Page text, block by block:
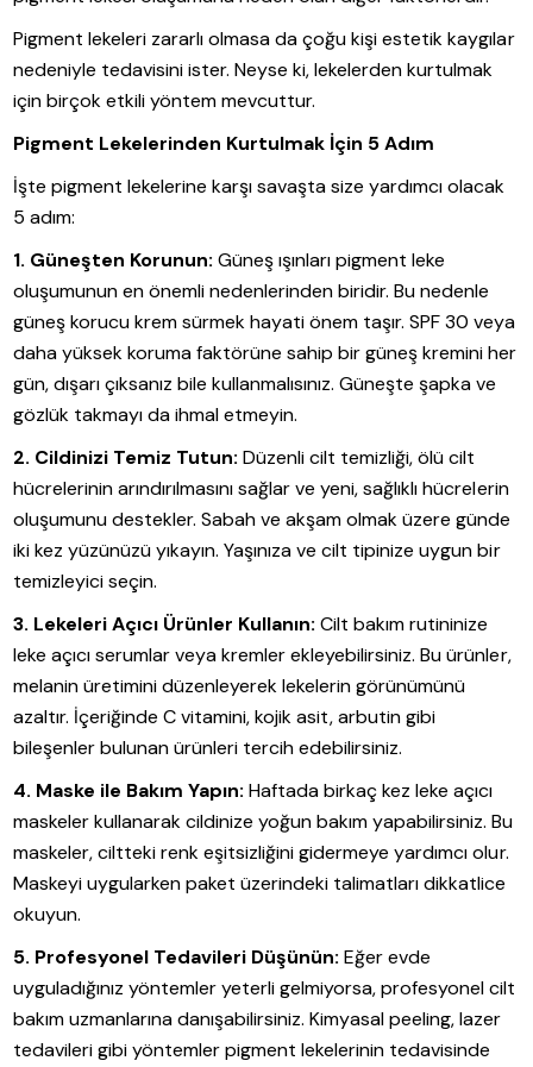
Pigment lekeleri zararlı olmasa da çoğu kişi estetik kaygılar
nedeniyle tedavisini ister. Neyse ki, lekelerden kurtulmak
için birçok etkili yöntem mevcuttur.
Pigment Lekelerinden Kurtulmak İçin 5 Adım
İşte pigment lekelerine karşı savaşta size yardımcı olacak
5 adım:
1. Güneşten Korunun: Güneş ışınları pigment leke
oluşumunun en önemli nedenlerinden biridir. Bu nedenle
güneş korucu krem sürmek hayati önem taşır. SPF 30 veya
daha yüksek koruma faktörüne sahip bir güneş kremini her
gün, dışarı çıksanız bile kullanmalısınız. Güneşte şapka ve
gözlük takmayı da ihmal etmeyin.
2. Cildinizi Temiz Tutun: Düzenli cilt temizliği, ölü cilt
hücrelerinin arındırılmasını sağlar ve yeni, sağlıklı hücrelerin
oluşumunu destekler. Sabah ve akşam olmak üzere günde
iki kez yüzünüzü yıkayın. Yaşınıza ve cilt tipinize uygun bir
temizleyici seçin.
3. Lekeleri Açıcı Ürünler Kullanın: Cilt bakım rutininize
leke açıcı serumlar veya kremler ekleyebilirsiniz. Bu ürünler,
melanin üretimini düzenleyerek lekelerin görünümünü
azaltır. İçeriğinde C vitamini, kojik asit, arbutin gibi
bileşenler bulunan ürünleri tercih edebilirsiniz.
4. Maske ile Bakım Yapın: Haftada birkaç kez leke açıcı
maskeler kullanarak cildinize yoğun bakım yapabilirsiniz. Bu
maskeler, ciltteki renk eşitsizliğini gidermeye yardımcı olur.
Maskeyi uygularken paket üzerindeki talimatları dikkatlice
okuyun.
5. Profesyonel Tedavileri Düşünün: Eğer evde
uyguladığınız yöntemler yeterli gelmiyorsa, profesyonel cilt
bakım uzmanlarına danışabilirsiniz. Kimyasal peeling, lazer
tedavileri gibi yöntemler pigment lekelerinin tedavisinde